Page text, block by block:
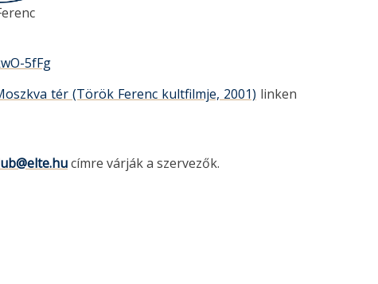
5fFg
tér (Török Ferenc kultfilmje, 2001) linken
címre várják a szervezők.